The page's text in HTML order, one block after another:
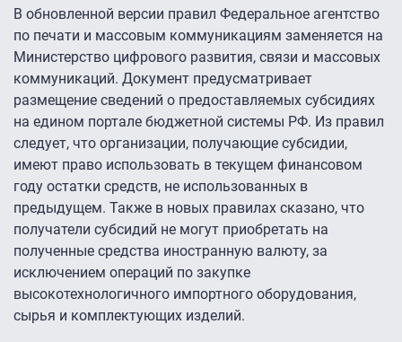
В обновленной версии правил Федеральное агентство
по печати и массовым коммуникациям заменяется на
Министерство цифрового развития, связи и массовых
коммуникаций. Документ предусматривает
размещение сведений о предоставляемых субсидиях
на едином портале бюджетной системы РФ. Из правил
следует, что организации, получающие субсидии,
имеют право использовать в текущем финансовом
году остатки средств, не использованных в
предыдущем. Также в новых правилах сказано, что
получатели субсидий не могут приобретать на
полученные средства иностранную валюту, за
исключением операций по закупке
высокотехнологичного импортного оборудования,
сырья и комплектующих изделий.